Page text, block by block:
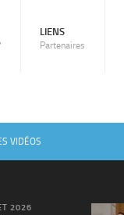
LIENS
Partenaires
VIDÉOS
2026